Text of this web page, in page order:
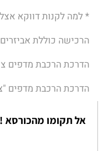
* למה לקנות דווקא
הרכישה כוללת אביזרים
הדרכת הרכבת מדפים
הדרכת הרכבת מדפים
אל תקומו מהכורסא